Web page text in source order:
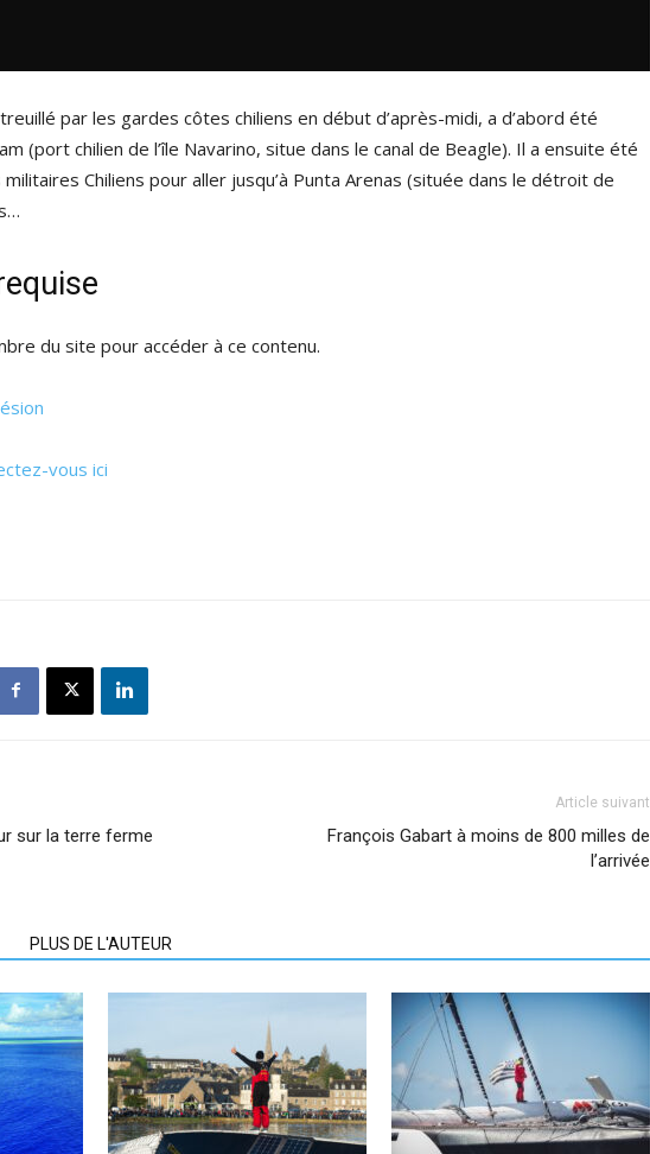
par les gardes côtes chiliens en début d’après-midi, a d’abord été
(port chilien de l’île Navarino, situe dans le canal de Beagle). Il a ensuite été
Chiliens pour aller jusqu’à Punta Arenas (située dans le détroit de
du site pour accéder à ce contenu.
vous ici
sur la terre ferme
Article suivant
François Gabart à moins de 800 milles de
l’arrivée
PLUS DE L'AUTEUR